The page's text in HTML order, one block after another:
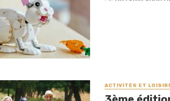
ACTIVITÉS ET